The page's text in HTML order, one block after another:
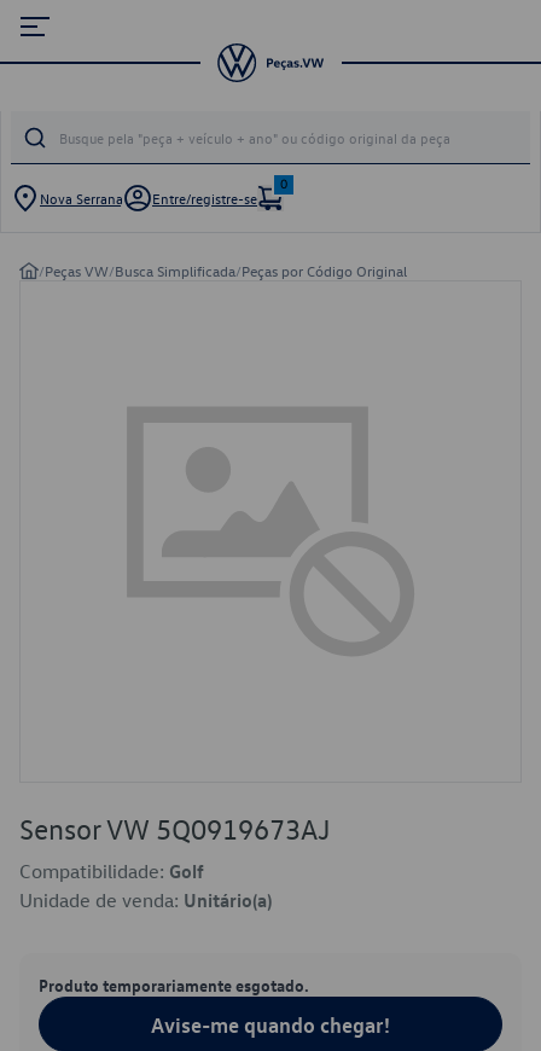
Nova Serrana Entre/registre-se
0
/Peças VW/Busca Simplificada/Peças por Código Original
Sensor VW 5Q0919673AJ
Compatibilidade: Golf
Unidade de venda: Unitário(a)
Produto temporariamente esgotado.
Avise-me quando chegar!